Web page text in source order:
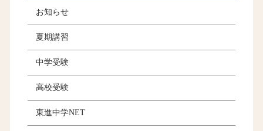
お知らせ
夏期講習
中学受験
高校受験
東進中学NET